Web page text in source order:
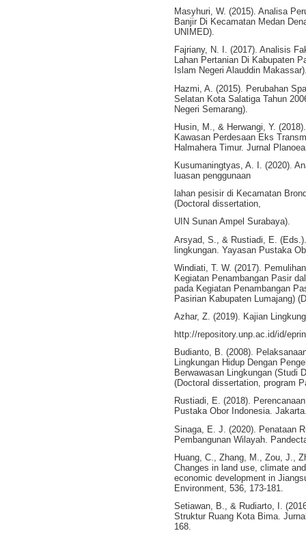
Masyhuri, W. (2015). Analisa
Banjir Di Kecamatan Medan
UNIMED).
Fajriany, N. I. (2017). Analisis
Lahan Pertanian Di Kabupaten
Islam Negeri Alauddin
Hazmi, A. (2015). Perubahan
Selatan Kota Salatiga Tahun
Negeri Semarang).
Husin, M., & Herwangi, Y.
Kawasan Perdesaan Eks
Halmahera Timur. Jurnal
Kusumaningtyas, A. I. (2020).
luasan penggunaan
lahan pesisir di Kecamatan
(Doctoral dissertation,
UIN Sunan Ampel Surabaya).
Arsyad, S., & Rustiadi, E.
lingkungan. Yayasan Pustaka
Windiati, T. W. (2017).
Kegiatan Penambangan Pasir
pada Kegiatan Penambangan
Pasirian Kabupaten Lumajang)
Azhar, Z. (2019). Kajian
http://repository.unp.ac.id/id/
Budianto, B. (2008).
Lingkungan Hidup Dengan
Berwawasan Lingkungan (Studi
(Doctoral dissertation, program
Rustiadi, E. (2018).
Pustaka Obor Indonesia.
Sinaga, E. J. (2020). Penataan
Pembangunan Wilayah.
Huang, C., Zhang, M., Zou, J.,
Changes in land use, climate
economic development in
Environment, 536, 173-181.
Setiawan, B., & Rudiarto, I.
Struktur Ruang Kota Bima.
168.